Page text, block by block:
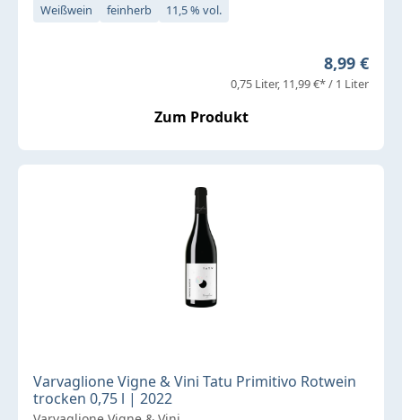
Weißwein feinherb 11,5 % vol.
Regulärer
8,99 €
0,75 Liter 11,99 €* / 1 Liter
Zum Produkt
Varvaglione Vigne & Vini Tatu Primitivo Rotwein
trocken 0,75 l | 2022